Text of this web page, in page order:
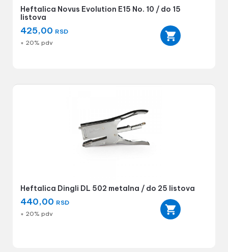
Heftalica Novus Evolution E15 No. 10 / do 15
listova
425,00 RSD
+ 20% pdv
Heftalica Dingli DL 502 metalna / do 25 listova
440,00 RSD
+ 20% pdv